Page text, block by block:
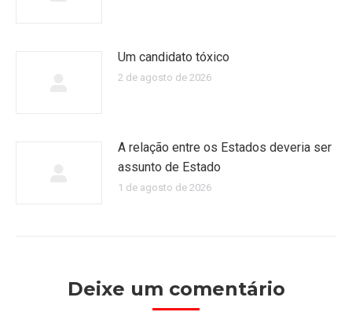
Um candidato tóxico
2 de agosto de 2026
A relação entre os Estados deveria ser
assunto de Estado
1 de agosto de 2026
Deixe um comentário